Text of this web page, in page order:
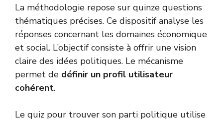
La méthodologie repose sur quinze questions
thématiques précises. Ce dispositif analyse les
réponses concernant les domaines économique
et social. L’objectif consiste à offrir une vision
claire des idées politiques. Le mécanisme
permet de définir un profil utilisateur
cohérent.
Le quiz pour trouver son parti politique utilise